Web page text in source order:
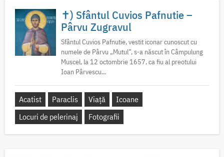
✝) Sfântul Cuvios Pafnutie –
Pârvu Zugravul
Sfântul Cuvios Pafnutie, vestit iconar cunoscut cu
numele de Pârvu „Mutul”, s-a născut în Câmpulung
Muscel, la 12 octombrie 1657, ca fiu al preotului
Ioan Pârvescu...
Acatist Paraclis Viață
Icoane
Locuri de pelerinaj
Fotografii